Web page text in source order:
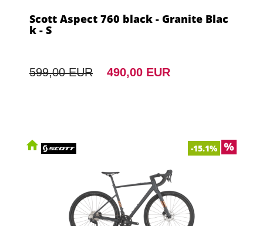
Scott Aspect 760 black - Granite Blac
k - S
599,00 EUR 490,00 EUR
-15.1%